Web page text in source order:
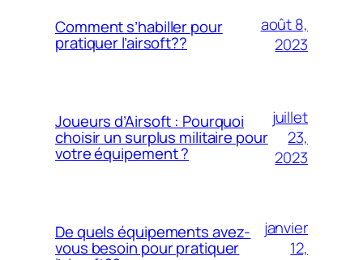
Comment s’habiller pour
pratiquer l’airsoft??
août 8,
2023
Joueurs d’Airsoft : Pourquoi
choisir un surplus militaire pour
votre équipement ?
juillet
23,
2023
De quels équipements avez-
vous besoin pour pratiquer
janvier
12,